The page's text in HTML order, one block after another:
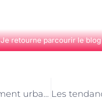
Je retourne parcourir le blog
Les projets de développement urbain impactant le métier de livreur de courses à domicile à Paris